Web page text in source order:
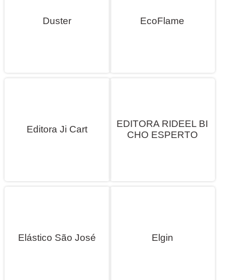
Duster EcoFlame
Editora Ji Cart
EDITORA RIDEEL BI
CHO ESPERTO
Elástico São José Elgin